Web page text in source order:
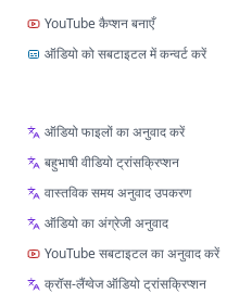
YouTube कैप्शन बनाएँ
ऑडियो को सबटाइटल में कन्वर्ट करें
ऑडियो फाइलों का अनुवाद करें
बहुभाषी वीडियो ट्रांसक्रिप्शन
वास्तविक समय अनुवाद उपकरण
ऑडियो का अंग्रेजी अनुवाद
YouTube सबटाइटल का अनुवाद करें
क्रॉस‑लैंग्वेज ऑडियो ट्रांसक्रिप्शन